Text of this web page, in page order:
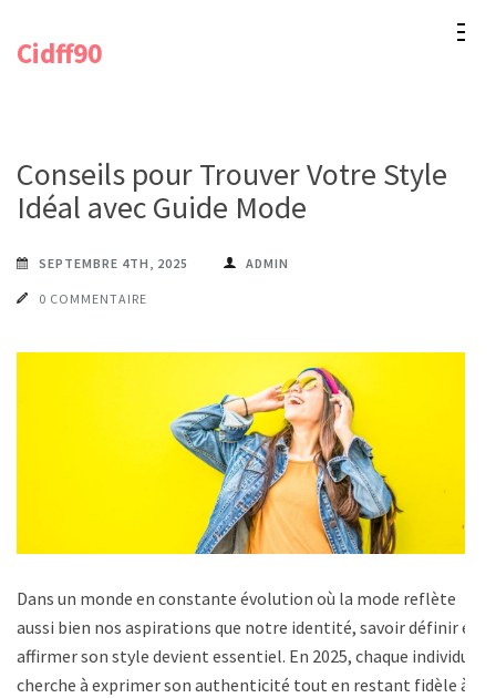
Cidff90
Conseils pour Trouver Votre Style
Idéal avec Guide Mode
SEPTEMBRE 4TH, 2025 ADMIN
0 COMMENTAIRE
Dans un monde en constante évolution où la mode reflète
aussi bien nos aspirations que notre identité, savoir définir et
affirmer son style devient essentiel. En 2025, chaque individu
cherche à exprimer son authenticité tout en restant fidèle à